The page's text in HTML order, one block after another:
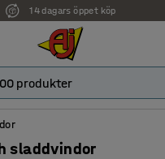
14 dagars öppet köp
Faktura för företag
sladdvindor